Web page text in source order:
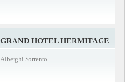
GRAND HOTEL HERMITAGE
Alberghi Sorrento